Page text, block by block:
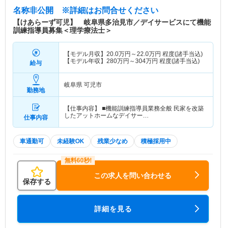
名称非公開 ※詳細はお問合せください
【けあらーず可児】 岐阜県多治見市／デイサービスにて機能
訓練指導員募集＜理学療法士＞
給与
【モデル月収】 20.0万円～22.0万円 程度(諸手当込)
【モデル年収】 280万円～304万円 程度(諸手当込)
勤務地
岐阜県 可児市
仕事内容
【仕事内容】 ■機能訓練指導員業務全般 民家を改築
したアットホームなデイサー…
車通勤可 未経験OK 残業少なめ 積極採用中
保存する
この求人を問い合わせる
詳細を見る